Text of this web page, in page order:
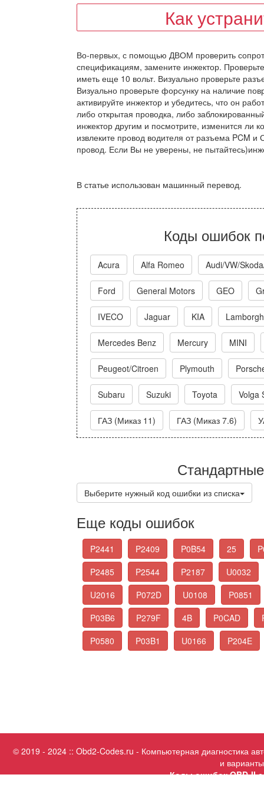
Как
Во-первых, с помощью ДВОМ проверить
спецификациям, замените инжектор.
иметь еще 10 вольт. Визуально проверьте
Визуально проверьте форсунку на наличие
активируйте инжектор и убедитесь, что он
либо открытая проводка, либо
инжектор другим и посмотрите, изменится ли
извлеките провод водителя от разъема PCM
провод. Если Вы не уверены, не
В статье использован машинный перевод.
Коды ошибок
Acura Alfa Romeo Audi/VW/
Ford General Motors GEO
IVECO Jaguar KIA
Mercedes Benz Mercury MINI
Peugeot/Citroen Plymouth
Subaru Suzuki Toyota Volga
ГАЗ (Миказ 11) ГАЗ (Миказ 7.6)
Выберите нужный код ошибки из списка
Еще коды ошибок
P2441 P2409 P0B54 25
P2485
P2544 P2187
U0032
U2016
P072D U0108
P0851
P03B6
P279F 4B P0CAD
P0580
P03B1 U0166 P204E
© 2019 - 2024 :: Obd2-Codes.ru - Компьютерная диагностика
и
Коды ошибок OBD-II